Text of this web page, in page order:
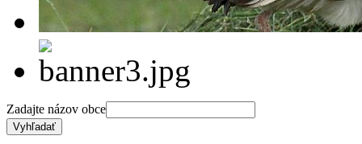
Zadajte názov obce